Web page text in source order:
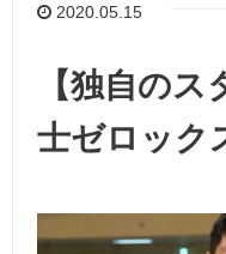
2020.05.15
【独自の
士ゼロック